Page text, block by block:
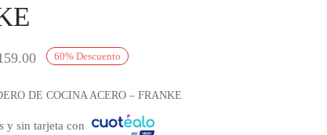
60% Descuento
El precio
DE COCINA ACERO – FRANKE
y sin tarjeta con